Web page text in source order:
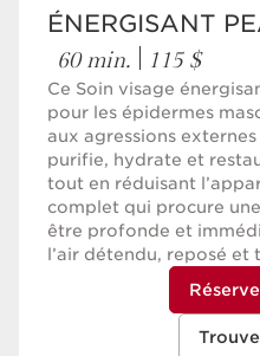
ÉNERGISANT
60 min. 115 $
Ce Soin visage
pour les épidermes
aux agressions
purifie, hydrate et
tout en réduisant
complet qui procure
être profonde et
l’air détendu, reposé